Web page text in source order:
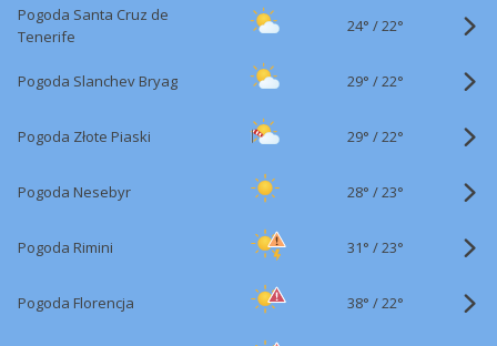
Pogoda Santa Cruz de
Tenerife
24° /22°
Pogoda Slanchev Bryag 29° /22°
Pogoda Złote Piaski 29° /22°
Pogoda Nesebyr 28° /23°
Pogoda Rimini 31° /23°
Pogoda Florencja 38° /22°